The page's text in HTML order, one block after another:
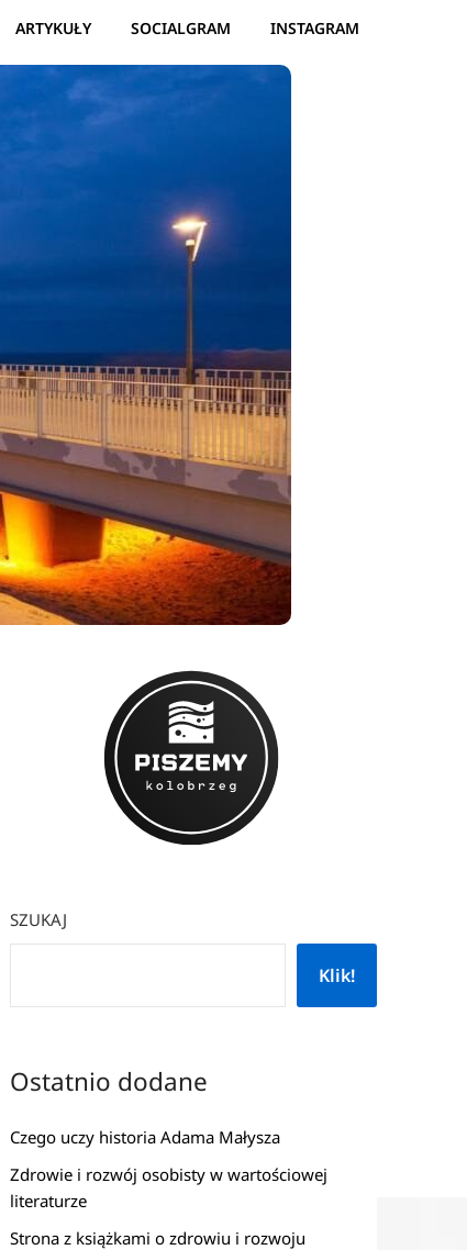
ARTYKUŁY SOCIALGRAM INSTAGRAM
SZUKAJ
Klik!
Ostatnio dodane
Czego uczy historia Adama Małysza
Zdrowie i rozwój osobisty w wartościowej
literaturze
Strona z książkami o zdrowiu i rozwoju